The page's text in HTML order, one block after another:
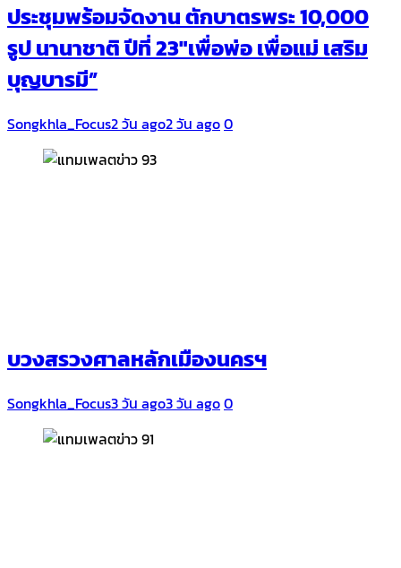
ประชุมพร้อมจัดงาน ตักบาตรพระ 10,000
รูป นานาชาติ ปีที่ 23″เพื่อพ่อ เพื่อแม่ เสริม
บุญบารมี”
Songkhla_Focus2 วัน ago2 วัน ago0
บวงสรวงศาลหลักเมืองนครฯ
Songkhla_Focus3 วัน ago3 วัน ago0